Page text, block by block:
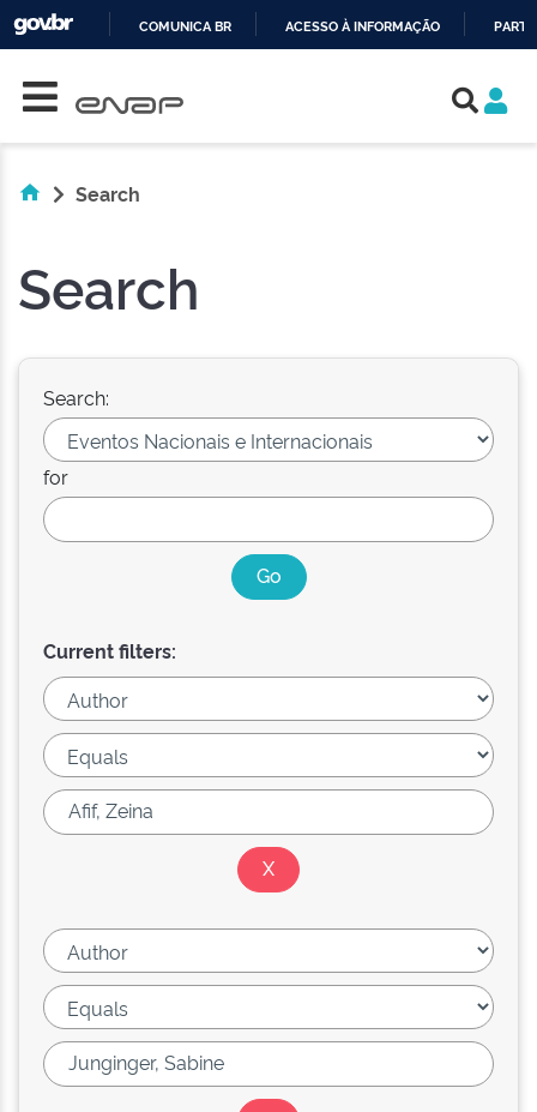
COMUNICA BR ACESSO À INFORMAÇÃO
Search
Search
Search:
for
Current filters: